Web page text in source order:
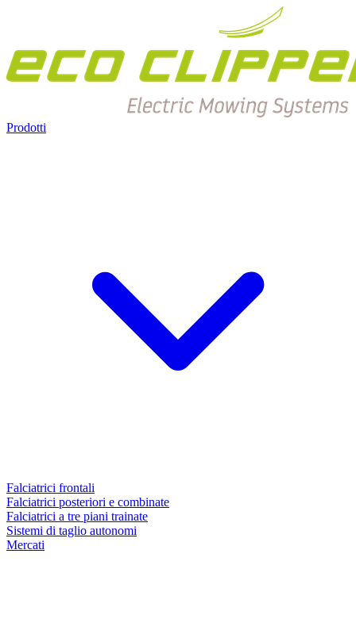
Prodotti
Falciatrici frontali
Falciatrici posteriori e combinate
Falciatrici a tre piani trainate
Sistemi di taglio autonomi
Mercati